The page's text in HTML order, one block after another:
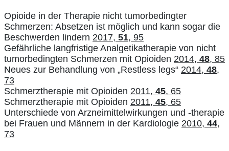
Opioide in der Therapie nicht tumorbedingter
Schmerzen: Absetzen ist möglich und kann sogar die
Beschwerden lindern 2017, 51, 95
Gefährliche langfristige Analgetikatherapie von nicht
tumorbedingten Schmerzen mit Opioiden 2014, 48, 85
Neues zur Behandlung von „Restless legs“ 2014, 48,
73
Schmerztherapie mit Opioiden 2011, 45, 65
Schmerztherapie mit Opioiden 2011, 45, 65
Unterschiede von Arzneimittelwirkungen und -therapie
bei Frauen und Männern in der Kardiologie 2010, 44,
73